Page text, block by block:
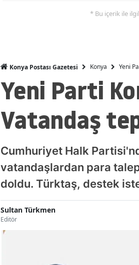
* Bu içerik ile
Konya Postası Gazetesi Konya Yeni
Yeni Parti
Vatandaş
Cumhuriyet Halk
vatandaşlardan para
doldu. Türktaş, destek
Sultan Türkmen
Editör